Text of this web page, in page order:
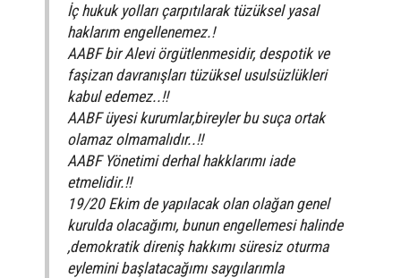
İç hukuk yolları çarpıtılarak tüzüksel yasal
haklarım engellenemez.!
AABF bir Alevi örgütlenmesidir, despotik ve
faşizan davranışları tüzüksel usulsüzlükleri
kabul edemez..!!
AABF üyesi kurumlar,bireyler bu suça ortak
olamaz olmamalıdır..!!
AABF Yönetimi derhal hakklarımı iade
etmelidir.!!
19/20 Ekim de yapılacak olan olağan genel
kurulda olacağımı, bunun engellemesi halinde
,demokratik direniş hakkımı süresiz oturma
eylemini başlatacağımı saygılarımla